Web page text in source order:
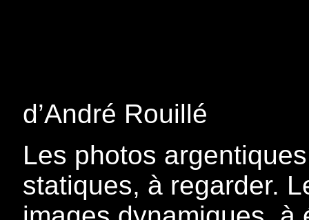
d’André Rouillé
Les photos
statiques, à regarder.